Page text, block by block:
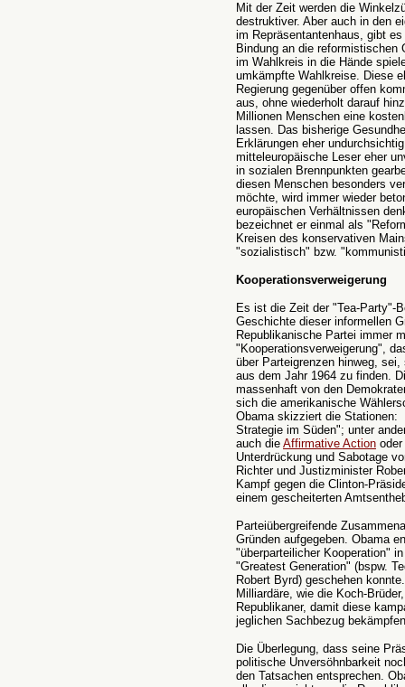
Mit der Zeit werden die
destruktiver. Aber auch in den
im Repräsentantenhaus, gibt
Bindung an die reformistischen
im Wahlkreis in die Hände
umkämpfte Wahlkreise. Diese
Regierung gegenüber offen
aus, ohne wiederholt darauf
Millionen Menschen eine
lassen. Das bisherige
Erklärungen eher
mitteleuropäische Leser eher
in sozialen Brennpunkten
diesen Menschen besonders
möchte, wird immer wieder
europäischen Verhältnissen
bezeichnet er einmal als
Kreisen des konservativen
"sozialistisch" bzw.
Kooperationsverweigerung
Es ist die Zeit der "Tea-Party"-
Geschichte dieser informellen
Republikanische Partei immer
"Kooperationsverweigerung",
über Parteigrenzen hinweg,
aus dem Jahr 1964 zu finden.
massenhaft von den
sich die amerikanische
Obama skizziert die
Strategie im Süden"; unter
auch die Affirmative Action
Unterdrückung und Sabotage
Richter und Justizminister
Kampf gegen die Clinton-
einem gescheiterten
Parteiübergreifende
Gründen aufgegeben. Obama
"überparteilicher Kooperation"
"Greatest Generation" (bspw.
Robert Byrd) geschehen
Milliardäre, wie die Koch-
Republikaner, damit diese
jeglichen Sachbezug
Die Überlegung, dass seine
politische Unversöhnbarkeit
den Tatsachen entsprechen.